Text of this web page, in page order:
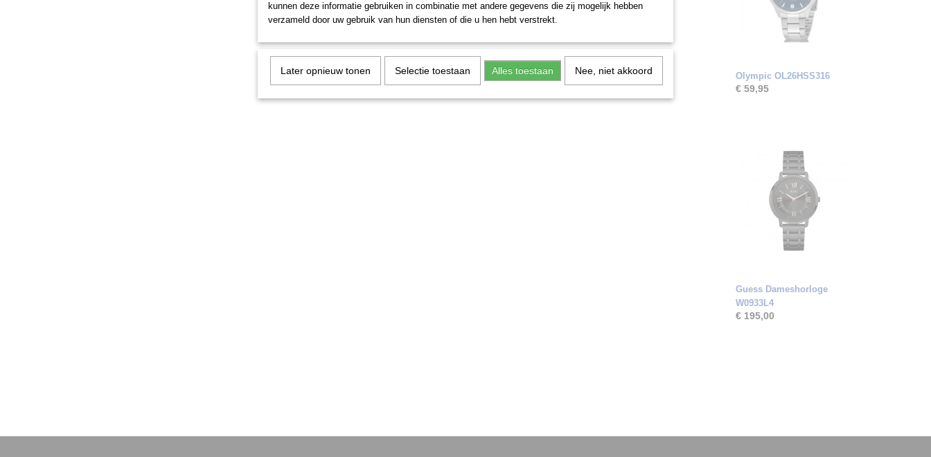
Olympic OL26HSS316
€ 59,95
Guess Dameshorloge
W0933L4
€ 195,00
kunnen deze informatie gebruiken in combinatie met andere gegevens die zij mogelijk hebben
verzameld door uw gebruik van hun diensten of die u hen hebt verstrekt.
Later opnieuw tonen Selectie toestaan Alles toestaan Nee, niet akkoord